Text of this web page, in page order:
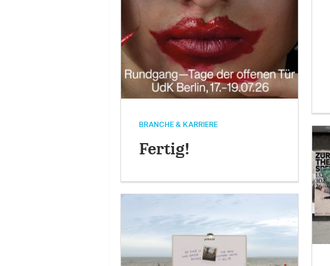
BRANCHE & KARRIERE
Fertig!